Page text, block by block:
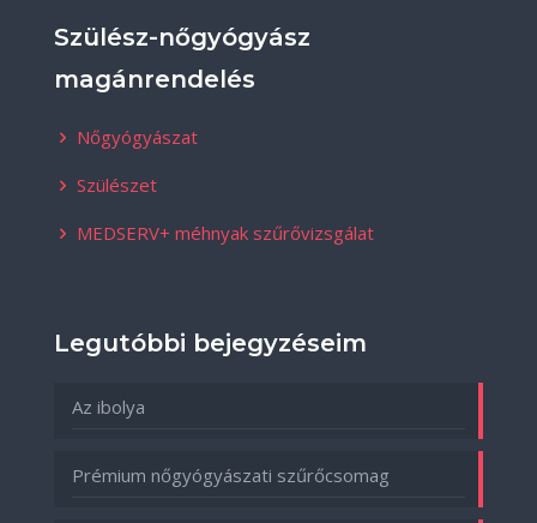
Szülész-nőgyógyász
magánrendelés
Nőgyógyászat
Szülészet
MEDSERV+ méhnyak szűrővizsgálat
Legutóbbi bejegyzéseim
Az ibolya
Prémium nőgyógyászati szűrőcsomag